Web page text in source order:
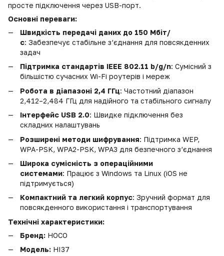
просте підключення через USB-порт.
Основні переваги:
Швидкість передачі даних до 150 Мбіт/
с: Забезпечує стабільне з’єднання для повсякденних
задач
Підтримка стандартів IEEE 802.11 b/g/n: Сумісний з
більшістю сучасних Wi-Fi роутерів і мереж
Робота в діапазоні 2,4 ГГц: Частотний діапазон
2,412–2,484 ГГц для надійного та стабільного сигналу
Інтерфейс USB 2.0: Швидке підключення без
складних налаштувань
Розширені методи шифрування: Підтримка WEP,
WPA-PSK, WPA2-PSK, WPA3 для безпечного з’єднання
Широка сумісність з операційними
системами: Працює з Windows та Linux (iOS не
підтримується)
Компактний та легкий корпус: Зручний формат для
повсякденного використання і транспортування
Технічні характеристики:
Бренд: HOCO
Модель: HI37